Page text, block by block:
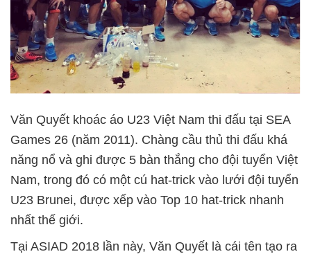
Văn Quyết khoác áo U23 Việt Nam thi đấu tại SEA
Games 26 (năm 2011). Chàng cầu thủ thi đấu khá
năng nổ và ghi được 5 bàn thắng cho đội tuyển Việt
Nam, trong đó có một cú hat-trick vào lưới đội tuyển
U23 Brunei, được xếp vào Top 10 hat-trick nhanh
nhất thế giới.
Tại ASIAD 2018 lần này, Văn Quyết là cái tên tạo ra